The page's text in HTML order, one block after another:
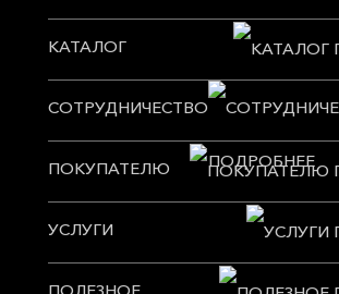
КАТАЛОГ
СОТРУДНИЧЕСТВО
ПОКУПАТЕЛЮ
УСЛУГИ